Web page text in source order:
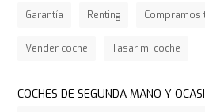
Garantía Renting Compramos
Vender coche Tasar mi coche
COCHES DE SEGUNDA MANO Y